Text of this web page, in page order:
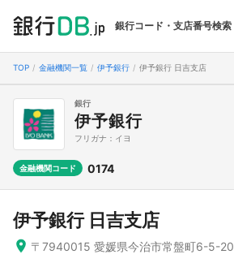
銀行コード・支店番号検索
TOP 金融機関一覧 伊予銀行 伊予銀行 日吉支店
銀行
伊予銀行
フリガナ：イヨ
金融機関コード 0174
伊予銀行 日吉支店
〒7940015 愛媛県今治市常盤町6-5-20